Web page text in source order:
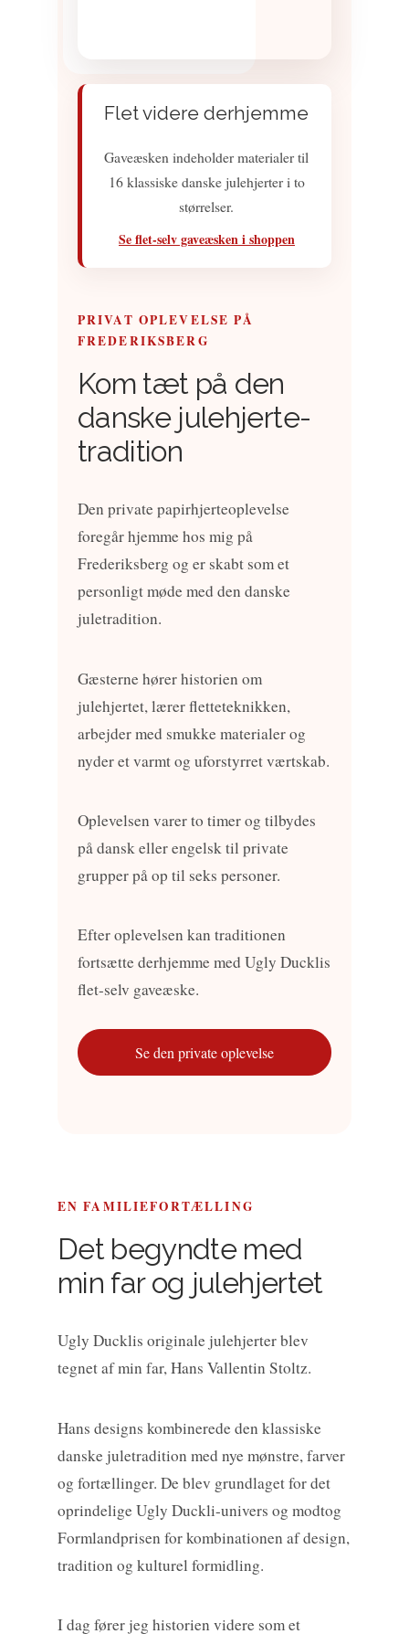
Flet videre derhjemme
Gaveæsken indeholder materialer til
16 klassiske danske julehjerter i to
størrelser.
Se flet-selv gaveæsken i shoppen
PRIVAT OPLEVELSE PÅ
FREDERIKSBERG
Kom tæt på den
danske julehjerte-
tradition
Den private papirhjerteoplevelse
foregår hjemme hos mig på
Frederiksberg og er skabt som et
personligt møde med den danske
juletradition.
Gæsterne hører historien om
julehjertet, lærer fletteteknikken,
arbejder med smukke materialer og
nyder et varmt og uforstyrret værtskab.
Oplevelsen varer to timer og tilbydes
på dansk eller engelsk til private
grupper på op til seks personer.
Efter oplevelsen kan traditionen
fortsætte derhjemme med Ugly Ducklis
flet-selv gaveæske.
Se den private oplevelse
EN FAMILIEFORTÆLLING
Det begyndte med
min far og julehjertet
Ugly Ducklis originale julehjerter blev
tegnet af min far, Hans Vallentin Stoltz.
Hans designs kombinerede den klassiske
danske juletradition med nye mønstre, farver
og fortællinger. De blev grundlaget for det
oprindelige Ugly Duckli-univers og modtog
Formlandprisen for kombinationen af design,
tradition og kulturel formidling.
I dag fører jeg historien videre som et